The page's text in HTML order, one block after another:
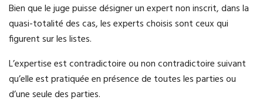
Bien que le juge puisse désigner un expert non inscrit, dans la
quasi-totalité des cas, les experts choisis sont ceux qui
figurent sur les listes.
L’expertise est contradictoire ou non contradictoire suivant
qu’elle est pratiquée en présence de toutes les parties ou
d’une seule des parties.